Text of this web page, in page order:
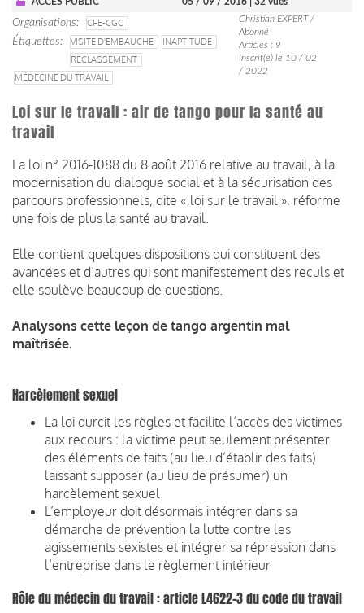
Organisations
CFE-CGC
Étiquettes
VISITE D'EMBAUCHE
INAPTITUDE
RECLASSEMENT
MÉDECINE DU TRAVAIL
Christian EXPERT /
Abonné
Articles : 9
Inscrit(e) le 10 / 02
/ 2022
Loi sur le travail : air de tango pour la santé au
travail
La loi n° 2016-1088 du 8 août 2016 relative au travail, à la
modernisation du dialogue social et à la sécurisation des
parcours professionnels, dite « loi sur le travail », réforme
une fois de plus la santé au travail.
Elle contient quelques dispositions qui constituent des
avancées et d’autres qui sont manifestement des reculs et
elle soulève beaucoup de questions.
Analysons cette leçon de tango argentin mal
maîtrisée.
Harcèlement sexuel
La loi durcit les règles et facilite l’accès des victimes
aux recours : la victime peut seulement présenter
des éléments de faits (au lieu d’établir des faits)
laissant supposer (au lieu de présumer) un
harcèlement sexuel.
L’employeur doit désormais intégrer dans sa
démarche de prévention la lutte contre les
agissements sexistes et intégrer sa répression dans
l’entreprise dans le règlement intérieur
Rôle du médecin du travail : article L4622-3 du code du travail